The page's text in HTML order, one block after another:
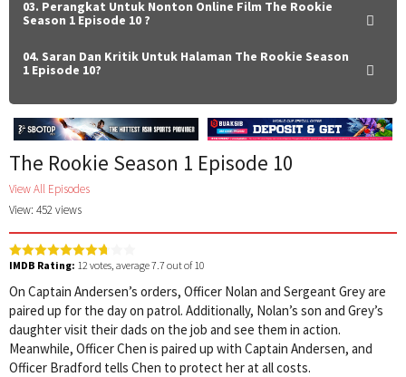
03. Perangkat Untuk Nonton Online Film The Rookie
Season 1 Episode 10 ?
04. Saran Dan Kritik Untuk Halaman The Rookie Season
1 Episode 10?
The Rookie Season 1 Episode 10
View All Episodes
View: 452 views
IMDB Rating: 12 votes, average7.7 out of 10
On Captain Andersen’s orders, Officer Nolan and Sergeant Grey are
paired up for the day on patrol. Additionally, Nolan’s son and Grey’s
daughter visit their dads on the job and see them in action.
Meanwhile, Officer Chen is paired up with Captain Andersen, and
Officer Bradford tells Chen to protect her at all costs.